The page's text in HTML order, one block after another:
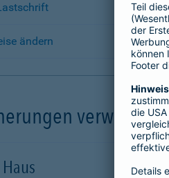
ändern
verwalten
Haus